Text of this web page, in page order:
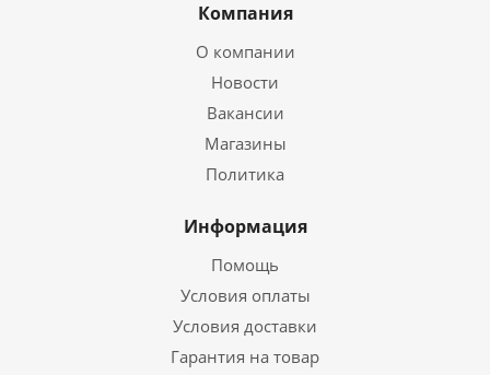
Компания
О компании
Новости
Вакансии
Магазины
Политика
Информация
Помощь
Условия оплаты
Условия доставки
Гарантия на товар